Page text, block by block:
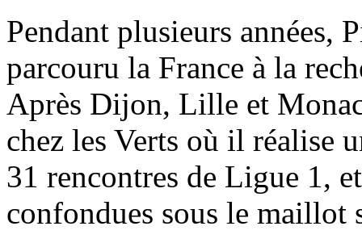
Pendant plusieurs années,
parcouru la France à la
Après Dijon, Lille et
chez les Verts où il réalise
31 rencontres de Ligue 1,
confondues sous le maillot